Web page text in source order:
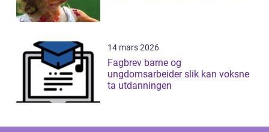
14 mars 2026
Fagbrev barne og
ungdomsarbeider slik kan voksne
ta utdanningen